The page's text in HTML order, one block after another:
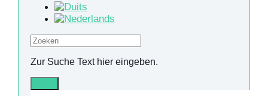
Zoeken
Zur Suche Text hier eingeben.